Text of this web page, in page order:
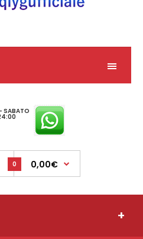
SABATO
0 0,00€